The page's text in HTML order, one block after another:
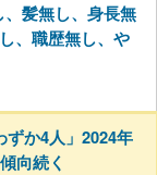
、髪無し、身長無
、職歴無し、や
ずか4人」2024年
向続く